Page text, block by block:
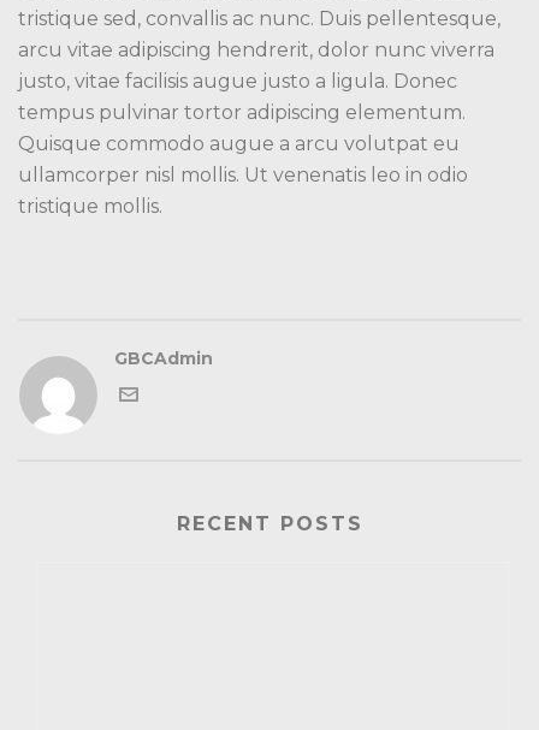
tristique sed, convallis ac nunc. Duis pellentesque,
arcu vitae adipiscing hendrerit, dolor nunc viverra
justo, vitae facilisis augue justo a ligula. Donec
tempus pulvinar tortor adipiscing elementum.
Quisque commodo augue a arcu volutpat eu
ullamcorper nisl mollis. Ut venenatis leo in odio
tristique mollis.
GBCAdmin
RECENT POSTS